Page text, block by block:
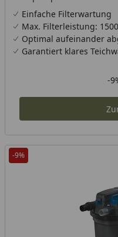
Einfache Filterwartung
Max. Filterleistung:
Optimal aufeinander
Garantiert klares
-
-9%